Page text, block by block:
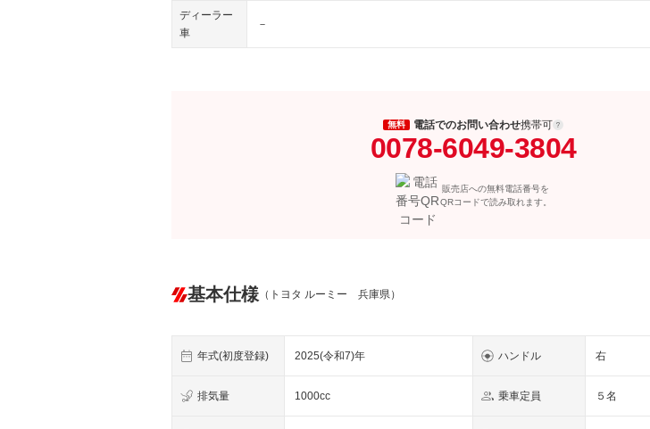
ディーラー
車
－
無料 電話でのお問い合わせ携帯可
0078-6049-3804
販売店への無料電話番号を
QRコードで読み取れます。
基本仕様 （トヨタ ルーミー 兵庫県）
年式(初度登録) 2025(令和7)年 ハンドル 右
排気量 1000cc 乗車定員 ５名